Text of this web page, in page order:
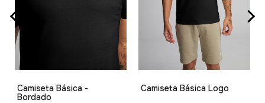
Camiseta Básica -
Bordado
Camiseta Básica Logo